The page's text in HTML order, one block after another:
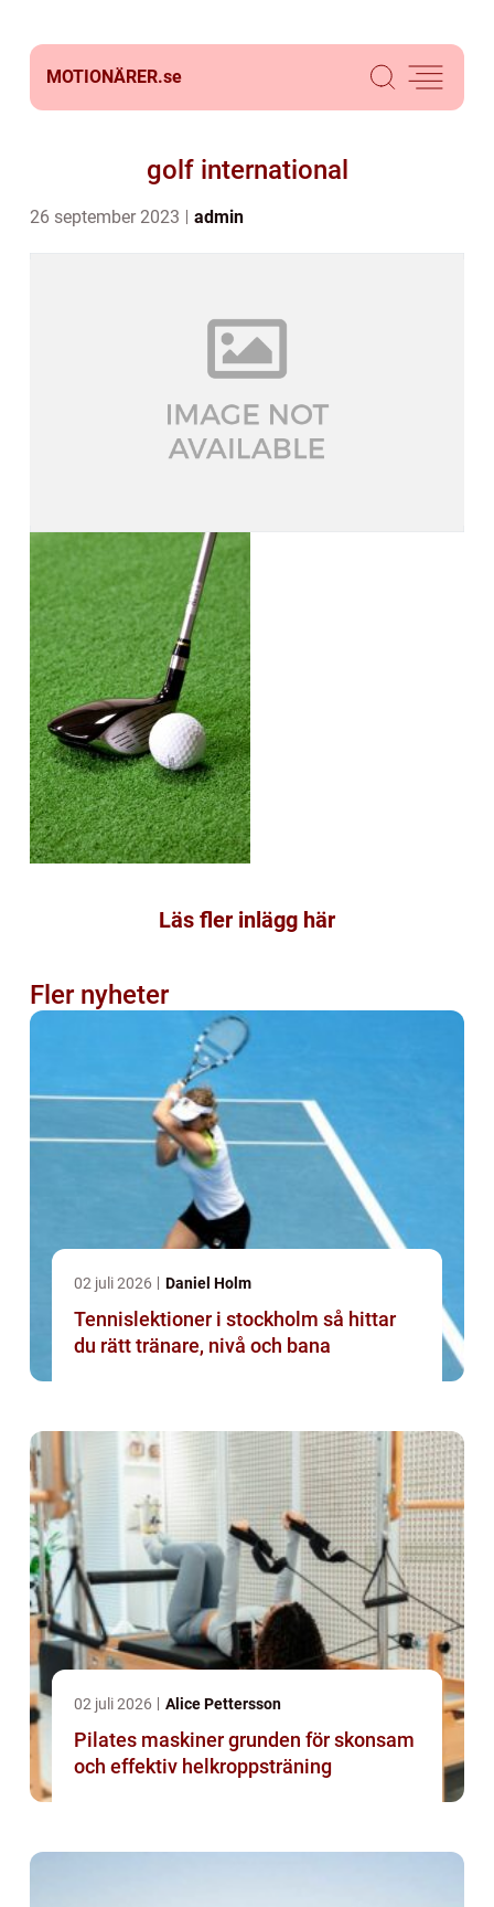
MOTIONÄRER.se
golf international
26 september 2023 admin
Läs fler inlägg här
Fler nyheter
02 juli 2026 Daniel Holm
Tennislektioner i stockholm så hittar
du rätt tränare, nivå och bana
02 juli 2026 Alice Pettersson
Pilates maskiner grunden för skonsam
och effektiv helkroppsträning